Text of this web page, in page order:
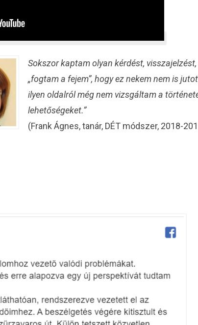
Sokszor kaptam olyan kérdést,
„fogtam a fejem”, hogy ez nekem nem is
ilyen oldalról még nem vizsgáltam a
lehetőségeket.”
(Frank Ágnes, tanár, DÉT módszer, 2018-